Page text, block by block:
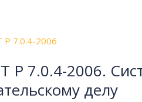
Р 7.0.4-2006.
делу